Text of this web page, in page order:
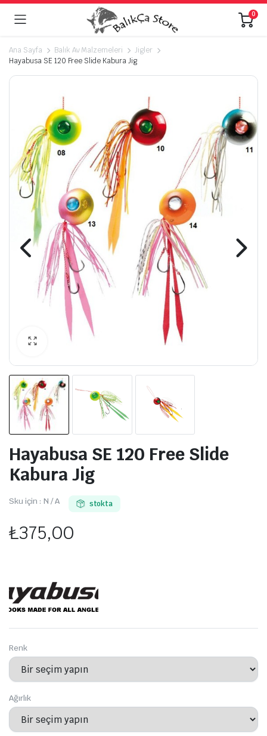
0
Ana Sayfa Balık Av Malzemeleri
Jigler
Hayabusa SE 120 Free Slide Kabura Jig
Hayabusa SE 120 Free Slide
Kabura Jig
Sku için : N / A stokta
₺375,00
Renk
Ağırlık